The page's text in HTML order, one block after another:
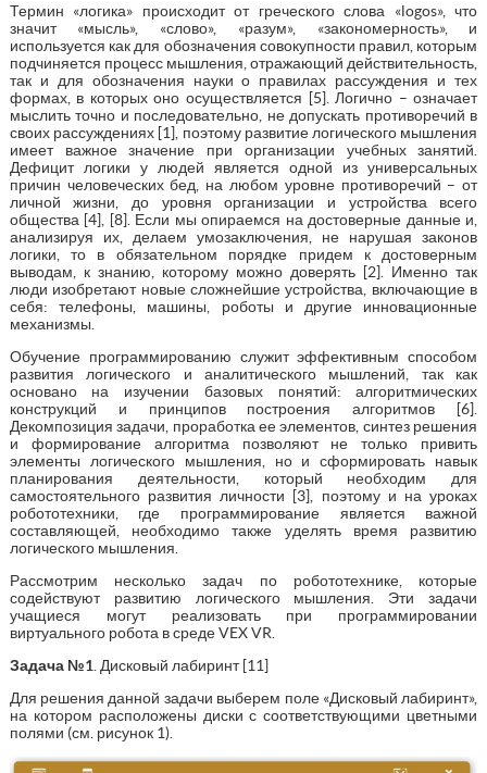
Термин «логика» происходит от греческого слова «logos», что
значит «мысль», «слово», «разум», «закономерность», и
используется как для обозначения совокупности правил, которым
подчиняется процесс мышления, отражающий действительность,
так и для обозначения науки о правилах рассуждения и тех
формах, в которых оно осуществляется [5]. Логично – означает
мыслить точно и последовательно, не допускать противоречий в
своих рассуждениях [1], поэтому развитие логического мышления
имеет важное значение при организации учебных занятий.
Дефицит логики у людей является одной из универсальных
причин человеческих бед, на любом уровне противоречий – от
личной жизни, до уровня организации и устройства всего
общества [4], [8]. Если мы опираемся на достоверные данные и,
анализируя их, делаем умозаключения, не нарушая законов
логики, то в обязательном порядке придем к достоверным
выводам, к знанию, которому можно доверять [2]. Именно так
люди изобретают новые сложнейшие устройства, включающие в
себя: телефоны, машины, роботы и другие инновационные
механизмы.
Обучение программированию служит эффективным способом
развития логического и аналитического мышлений, так как
основано на изучении базовых понятий: алгоритмических
конструкций и принципов построения алгоритмов [6].
Декомпозиция задачи, проработка ее элементов, синтез решения
и формирование алгоритма позволяют не только привить
элементы логического мышления, но и сформировать навык
планирования деятельности, который необходим для
самостоятельного развития личности [3], поэтому и на уроках
робототехники, где программирование является важной
составляющей, необходимо также уделять время развитию
логического мышления.
Рассмотрим несколько задач по робототехнике, которые
содействуют развитию логического мышления. Эти задачи
учащиеся могут реализовать при программировании
виртуального робота в среде VEX VR.
Задача №1 . Дисковый лабиринт [11]
Для решения данной задачи выберем поле «Дисковый лабиринт»,
на котором расположены диски с соответствующими цветными
полями (см. рисунок 1).